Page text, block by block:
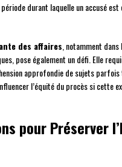
durant laquelle un accusé est
des affaires , notamment
pose également un défi. Elle
approfondie de sujets
l’équité du procès si cette
pour Préserver